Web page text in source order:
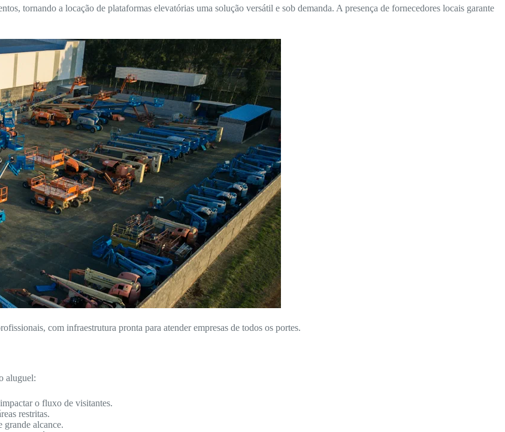
tornando a locação de plataformas elevatórias uma solução versátil e sob demanda. A presença de fornecedores locais garante
com infraestrutura pronta para atender empresas de todos os portes.
aluguel:
o fluxo de visitantes.
restritas.
grande alcance.